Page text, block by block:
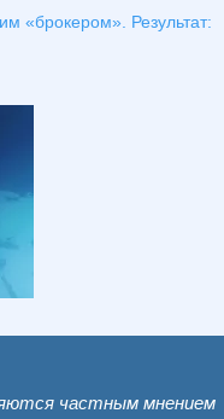
«брокером». Результат:
частным мнением